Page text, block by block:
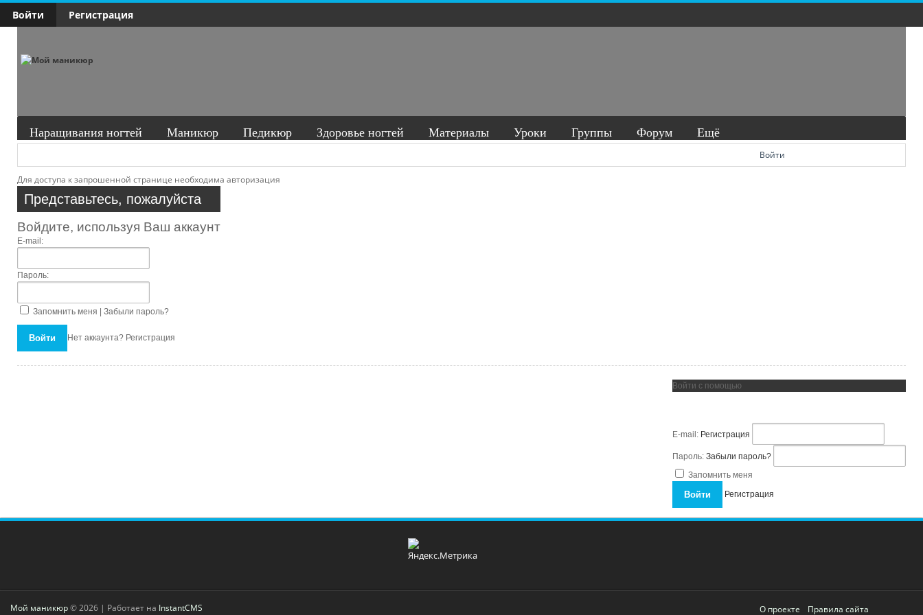
Войти Регистрация
Наращивания ногтей Маникюр Педикюр Здоровье ногтей Материалы Уроки Группы Форум Ещё
Войти
Для доступа к запрошенной странице необходима авторизация
Представьтесь, пожалуйста
Войдите, используя Ваш аккаунт
E-mail:
Пароль:
Запомнить меня | Забыли пароль?
Нет аккаунта? Регистрация
Войти с помощью
E-mail: Регистрация
Пароль: Забыли пароль?
Запомнить меня
Регистрация
Мой маникюр© 2026 | Работает на InstantCMS О проекте Правила сайта